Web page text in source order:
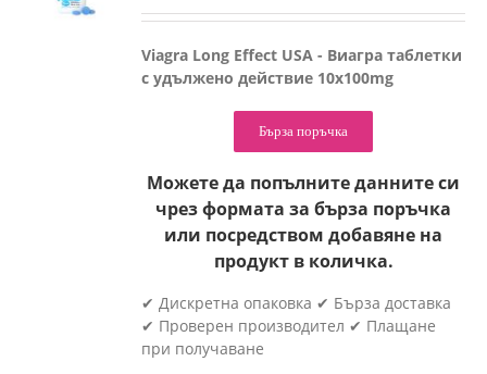
на4.00от
Viagra Long Effect USA - Виагра таблетки
с удължено действие 10x100mg
Бърза поръчка
Можете да попълните данните си
чрез формата за бърза поръчка
или посредством добавяне на
продукт в количка.
✔ Дискретна опаковка ✔ Бърза доставка
✔ Проверен производител ✔ Плащане
при получаване